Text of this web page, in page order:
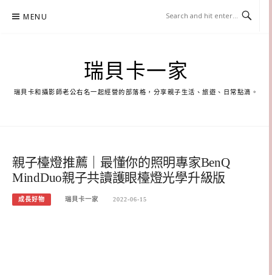
MENU
瑞貝卡一家
瑞貝卡和攝影師老公右名一起經營的部落格，分享親子生活、旅遊、日常點滴。
親子檯燈推薦｜最懂你的照明專家BenQ
MindDuo親子共讀護眼檯燈光學升級版
成長好物 瑞貝卡一家 2022-06-15